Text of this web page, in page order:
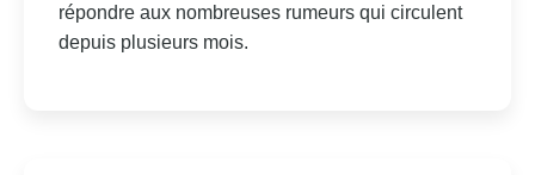
répondre aux nombreuses rumeurs qui circulent
depuis plusieurs mois.